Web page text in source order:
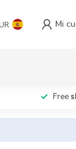
Mi
Free